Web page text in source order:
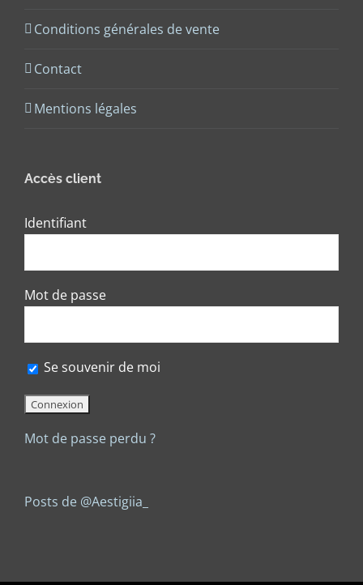
Conditions générales de vente
Contact
Mentions légales
Accès client
Identifiant
Mot de passe
Se souvenir de moi
Mot de passe perdu ?
Posts de @Aestigiia_